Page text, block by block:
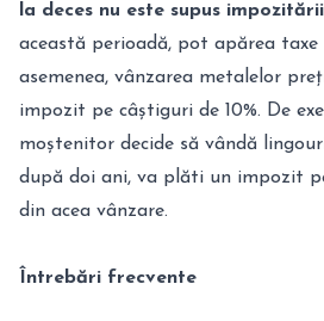
la deces nu este supus impozitării
această perioadă, pot apărea taxe
asemenea, vânzarea metalelor
impozit pe câștiguri de 10%. De
moștenitor decide să vândă
după doi ani, va plăti un impozit
din acea vânzare.
Întrebări frecvente